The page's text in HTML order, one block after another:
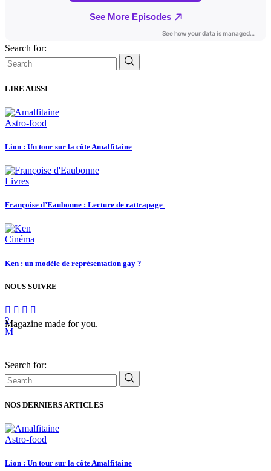
Search for:
LIRE AUSSI
Astro-food
Lion : Un tour sur la côte Amalfitaine
Livres
Françoise d’Eaubonne : Lecture de rattrapage
Cinéma
Ken : un modèle de représentation gay ?
NOUS SUIVRE
Magazine made for you.
Search for:
NOS DERNIERS ARTICLES
Astro-food
Lion : Un tour sur la côte Amalfitaine